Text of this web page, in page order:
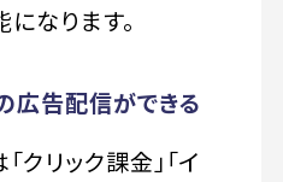
なります。
広告配信ができる
リック課金」「イ